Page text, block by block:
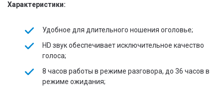
Характеристики:
Удобное для длительного ношения оголовье;
HD звук обеспечивает исключительное качество
голоса;
8 часов работы в режиме разговора, до 36 часов в
режиме ожидания;